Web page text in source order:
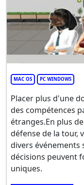
MAC OS PC WINDOWS
Placer plus d'une
des compétences
étranges.En plus
défense de la tour,
divers événements
décisions peuvent
uniques.